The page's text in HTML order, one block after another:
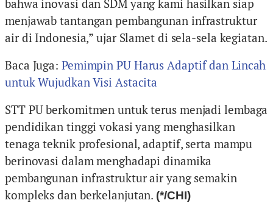
bahwa inovasi dan SDM yang kami hasilkan siap
menjawab tantangan pembangunan infrastruktur
air di Indonesia,” ujar Slamet di sela-sela kegiatan.
Baca Juga: Pemimpin PU Harus Adaptif dan Lincah
untuk Wujudkan Visi Astacita
STT PU berkomitmen untuk terus menjadi lembaga
pendidikan tinggi vokasi yang menghasilkan
tenaga teknik profesional, adaptif, serta mampu
berinovasi dalam menghadapi dinamika
pembangunan infrastruktur air yang semakin
kompleks dan berkelanjutan. (*/CHI)